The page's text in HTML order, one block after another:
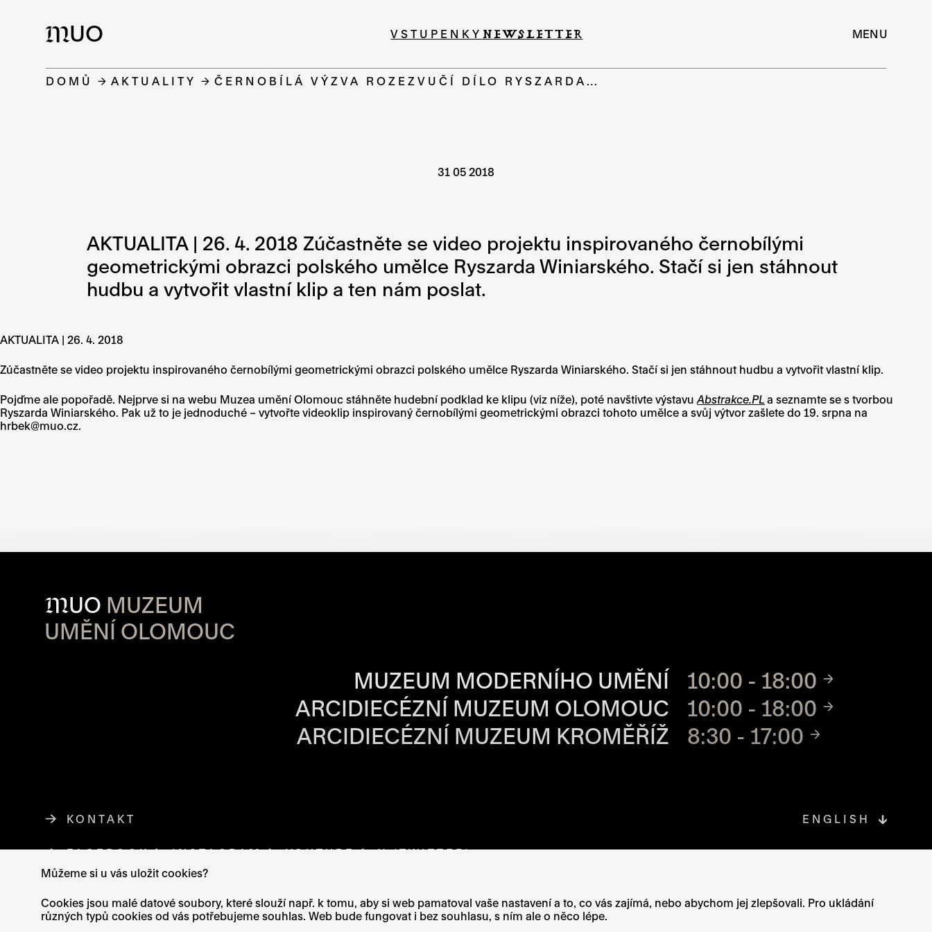
MUO VSTUPENKY NEWSLETTER MENU
Můžeme si u vás uložit cookies?
Cookies jsou malé datové soubory, které slouží např. k tomu, aby si web pamatoval vaše nastavení a to, co vás zajímá, nebo abychom jej zlepšovali. Pro ukládání
různých typů cookies od vás potřebujeme souhlas. Web bude fungovat i bez souhlasu, s ním ale o něco lépe.
DOMŮ AKTUALITY ČERNOBÍLÁ VÝZVA ROZEZVUČÍ DÍLO RYSZARDA…
31 05 2018
AKTUALITA | 26. 4. 2018 Zúčastněte se video projektu inspirovaného černobílými
geometrickými obrazci polského umělce Ryszarda Winiarského. Stačí si jen stáhnout
hudbu a vytvořit vlastní klip a ten nám poslat.
AKTUALITA | 26. 4. 2018
Zúčastněte se video projektu inspirovaného černobílými geometrickými obrazci polského umělce Ryszarda Winiarského. Stačí si jen stáhnout hudbu a vytvořit vlastní klip.
Pojďme ale popořadě. Nejprve si na webu Muzea umění Olomouc stáhněte hudební podklad ke klipu (viz níže), poté navštivte výstavu Abstrakce.PL a seznamte se s tvorbou
Ryszarda Winiarského. Pak už to je jednoduché – vytvořte videoklip inspirovaný černobílými geometrickými obrazci tohoto umělce a svůj výtvor zašlete do 19. srpna na
hrbek@muo.cz.
MUO MUZEUM
UMĚNÍ OLOMOUC
OTVÍRACÍ DOBA JEDNOTLIVÝCH MÍST
MUZEUM MODERNÍHO UMĚNÍ
10:00 - 18:00
ARCIDIECÉZNÍ MUZEUM OLOMOUC
10:00 - 18:00
ARCIDIECÉZNÍ MUZEUM KROMĚŘÍŽ
8:30 - 17:00
KONTAKT
FACEBOOKODKAZ SE OTEVŘE NA NOVÉ STRÁNCE
INSTAGRAMODKAZ SE OTEVŘE NA NOVÉ STRÁNCE
YOUTUBEODKAZ SE OTEVŘE NA NOVÉ STRÁNCE
X (TWITTER)ODKAZ SE OTEVŘE NA NOVÉ STRÁNCE
ENGLISH